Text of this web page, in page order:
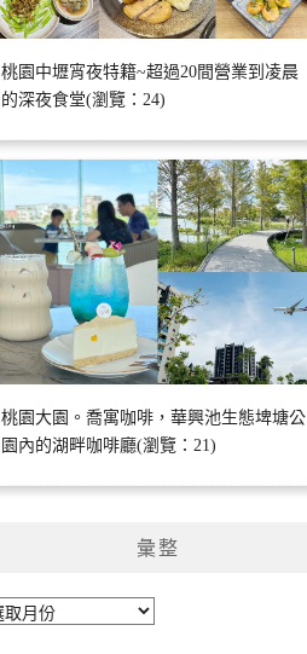
桃園中壢宵夜特籍~超過20間營業到凌晨
的深夜食堂(瀏覽：24)
桃園大園。喬寓咖啡，華興池生態埤塘公
園內的湖畔咖啡廳(瀏覽：21)
彙整